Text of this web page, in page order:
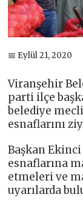
📅 Eylül 21, 2020
Viranşehir
parti ilçe
belediye
esnaflarını
Başkan
esnaflarına
etmeleri ve
uyarılarda